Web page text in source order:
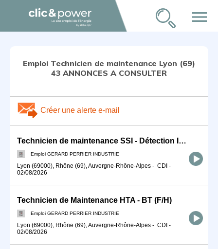
menu
Emploi Technicien de maintenance Lyon (69)
43 ANNONCES A CONSULTER
Créer une alerte e-mail
Technicien de maintenance SSI - Détection Incendie (F/H)
Emploi GERARD PERRIER INDUSTRIE
Lyon (69000), Rhône (69), Auvergne-Rhône-Alpes - CDI -
02/08/2026
Technicien de Maintenance HTA - BT (F/H)
Emploi GERARD PERRIER INDUSTRIE
Lyon (69000), Rhône (69), Auvergne-Rhône-Alpes - CDI -
02/08/2026